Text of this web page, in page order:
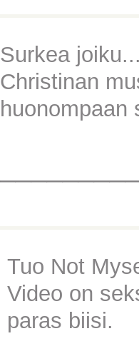
Surkea
Christinan
huonompaan
Tuo Not
Video on
paras biisi.